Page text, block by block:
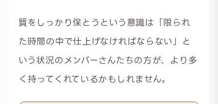
質をしっかり保とうという意識は「限られ
た時間の中で仕上げなければならない」と
いう状況のメンバーさんたちの方が、より多
く持ってくれているかもしれません。